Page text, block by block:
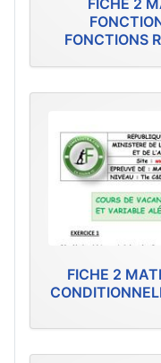
FICHE 2
FONCTIONS
FICHE 2